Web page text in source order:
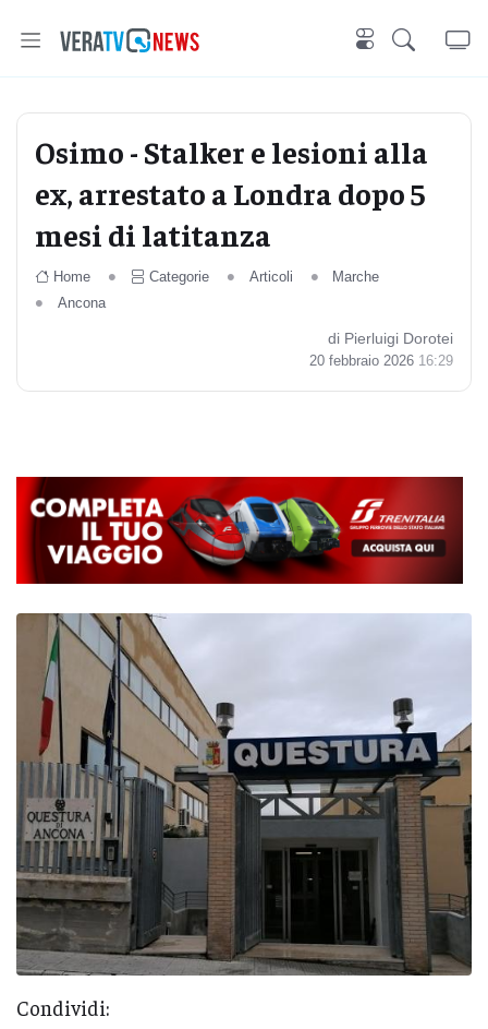
Osimo - Stalker e lesioni alla
ex, arrestato a Londra dopo 5
mesi di latitanza
Home Categorie Articoli
Marche
Ancona
di Pierluigi Dorotei
20 febbraio 2026 16:29
Condividi: